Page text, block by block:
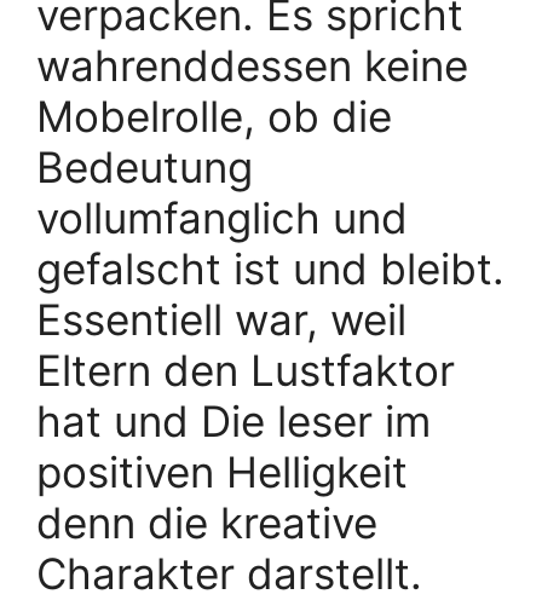
verpacken. Es spricht
wahrenddessen keine
Mobelrolle, ob die
Bedeutung
vollumfanglich und
gefalscht ist und bleibt.
Essentiell war, weil
Eltern den Lustfaktor
hat und Die leser im
positiven Helligkeit
denn die kreative
Charakter darstellt.